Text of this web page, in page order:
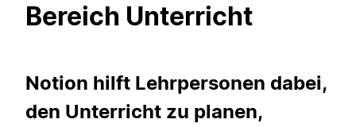
Bereich Unterricht
Notion hilft Lehrpersonen dabei,
den Unterricht zu planen,